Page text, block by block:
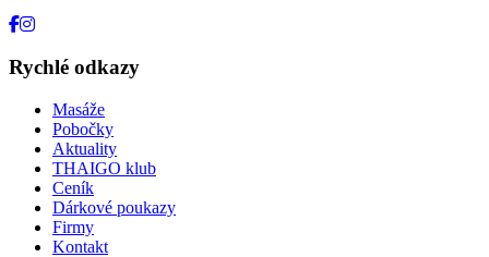
Rychlé odkazy
Masáže
Pobočky
Aktuality
THAIGO klub
Ceník
Dárkové poukazy
Firmy
Kontakt